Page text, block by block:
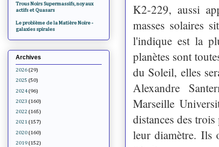
K2-229, aussi
masses solaires
l'indique est la
planètes sont
du Soleil, elles
Alexandre
Marseille
distances des
leur diamètre. Ils
Trous Noirs Supermassifs, noyaux
actifs et Quasars
Le problème de la Matière Noire -
galaxies spirales
Archives
2026 (29)
2025 (50)
2024 (96)
2023 (160)
2022 (165)
2021 (157)
2020 (160)
2019 (152)